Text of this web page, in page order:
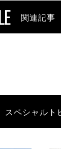
関連記事
スペシャルト